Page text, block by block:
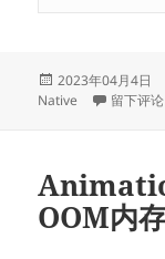
发
布
2023年04月4日
Native
于
留下评论
OOM内